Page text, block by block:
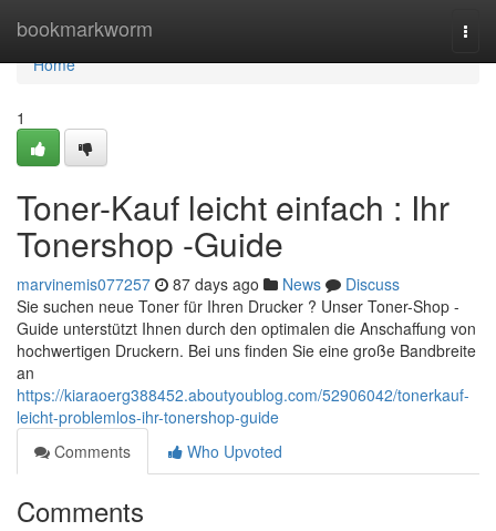
bookmarkworm
Home
Home
1
Toner-Kauf leicht einfach : Ihr
Tonershop -Guide
marvinemis077257 87 days ago News
Discuss
Sie suchen neue Toner für Ihren Drucker ? Unser Toner-Shop -
Guide unterstützt Ihnen durch den optimalen die Anschaffung von
hochwertigen Druckern. Bei uns finden Sie eine große Bandbreite
an
https://kiaraoerg388452.aboutyoublog.com/52906042/tonerkauf-
leicht-problemlos-ihr-tonershop-guide
Comments
Who Upvoted
Comments